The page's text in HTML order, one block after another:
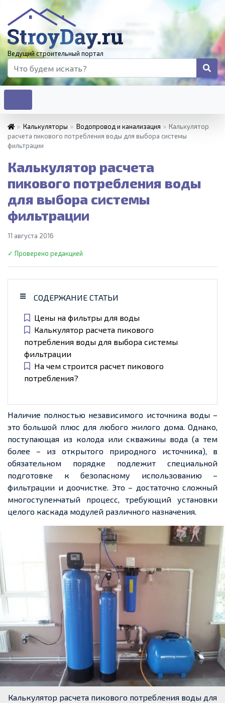
Ведущий строительный портал
» Калькуляторы » Водопровод и канализация » Калькулятор
расчета пикового потребления воды для выбора системы
фильтрации
Калькулятор расчета
пикового потребления воды
для выбора системы
фильтрации
11 августа 2016
✓ Проверено редакцией
СОДЕРЖАНИЕ СТАТЬИ
Цены на фильтры для воды
Калькулятор расчета пикового
потребления воды для выбора системы
фильтрации
На чем строится расчет пикового
потребления?
Наличие полностью независимого источника воды –
это большой плюс для любого жилого дома. Однако,
поступающая из колода или скважины вода (а тем
более – из открытого природного источника), в
обязательном порядке подлежит специальной
подготовке к безопасному использованию –
фильтрации и доочистке. Это – достаточно сложный
многоступенчатый процесс, требующий установки
целого каскада модулей различного назначения.
Калькулятор расчета пикового потребления воды для